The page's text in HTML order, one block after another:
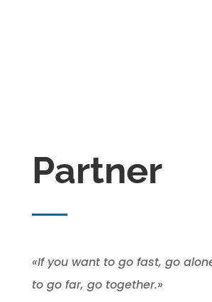
Partner
«If you want to go fast, go
to go far, go together.»